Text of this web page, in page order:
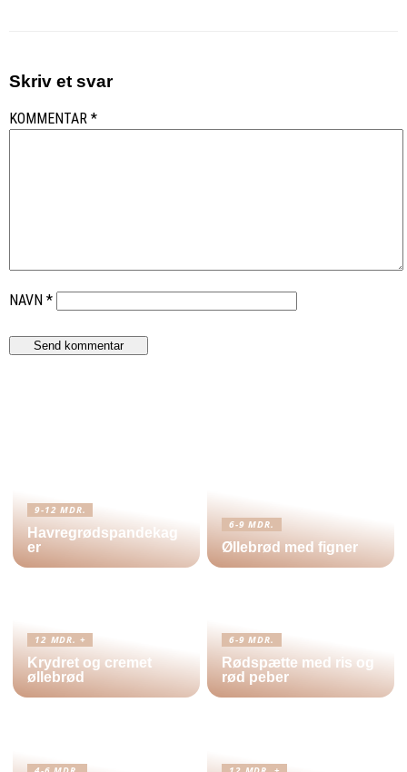
Skriv et svar
KOMMENTAR *
NAVN *
9-12 MDR.
Havregrødspandekag
er
6-9 MDR.
Øllebrød med figner
12 MDR. +
Krydret og cremet
øllebrød
6-9 MDR.
Rødspætte med ris og
rød peber